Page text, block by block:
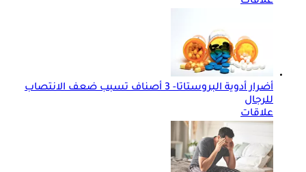
أضرار أدوية البروستاتا- 3 أصناف تسبب ضعف الانتصاب
للرجال
علاقات